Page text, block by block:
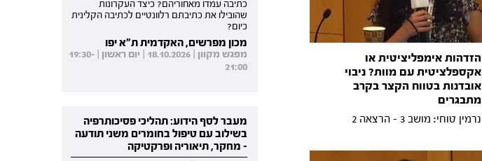
הזדהות אימפליציטית או
אקספלציטית עם מוות? ניבוי
אובדנות בטווח הקצר בקרב
מתבגרים
נרמין טוחי: מושב 3 - הרצאה 2
כתיבה עמדו מאחוריהם? כיצד העקרונות
שהובילו את כתיבתם רלוונטיים לכתיבה הקלינית
כיום?
מכון מפרשים, האקדמית ת"א יפו
מפגש מקוון | 18.10.2026 | יום ראשון | 19:30-
21:00
מעבר לסף הידוע: תהליכי פסיכותרפיה
בשילוב עם טיפול בחומרים משני תודעה
- מחקר, תיאוריה ופרקטיקה